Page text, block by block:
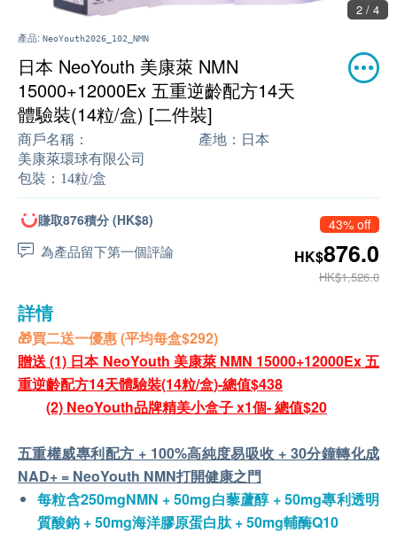
2 / 4
產品: NeoYouth2026_102_NMN
日本 NeoYouth 美康萊 NMN
15000+12000Ex 五重逆齡配方14天
體驗裝(14粒/盒) [二件裝]
商戶名稱：
美康萊環球有限公司
產地： 日本
包裝： 14粒/盒
賺取876積分 (HK$8)
為產品留下第一個評論
43% off
HK$876.0
HK$1,526.0
詳情
🎁買二送一優惠 (平均每盒$292)
贈送 (1) 日本 NeoYouth 美康萊 NMN 15000+12000Ex 五
重逆齡配方14天體驗裝(14粒/盒)-總值$438
(2) NeoYouth品牌精美小盒子 x1個- 總值$20
五重權威專利配方 + 100%高純度易吸收 + 30分鐘轉化成
NAD+ = NeoYouth NMN打開健康之門
每粒含250mgNMN + 50mg白藜蘆醇 + 50mg專利透明
質酸鈉 + 50mg海洋膠原蛋白肽 + 50mg輔酶Q10